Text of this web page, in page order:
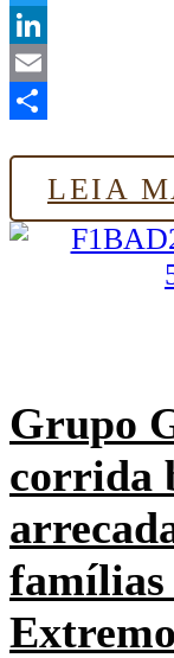
Twitter
LinkedIn
Email
LEIA
Grupo
corrida
famílias